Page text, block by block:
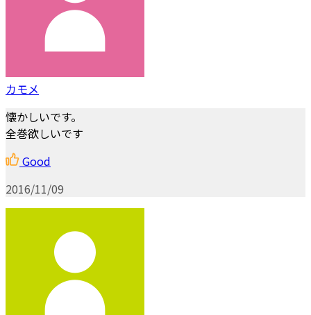
カモメ
懐かしいです。
全巻欲しいです
Good
2016/11/09